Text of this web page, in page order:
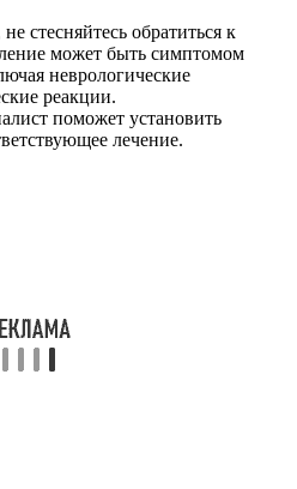
стесняйтесь обратиться к
может быть симптомом
неврологические
реакции.
поможет установить
лечение.